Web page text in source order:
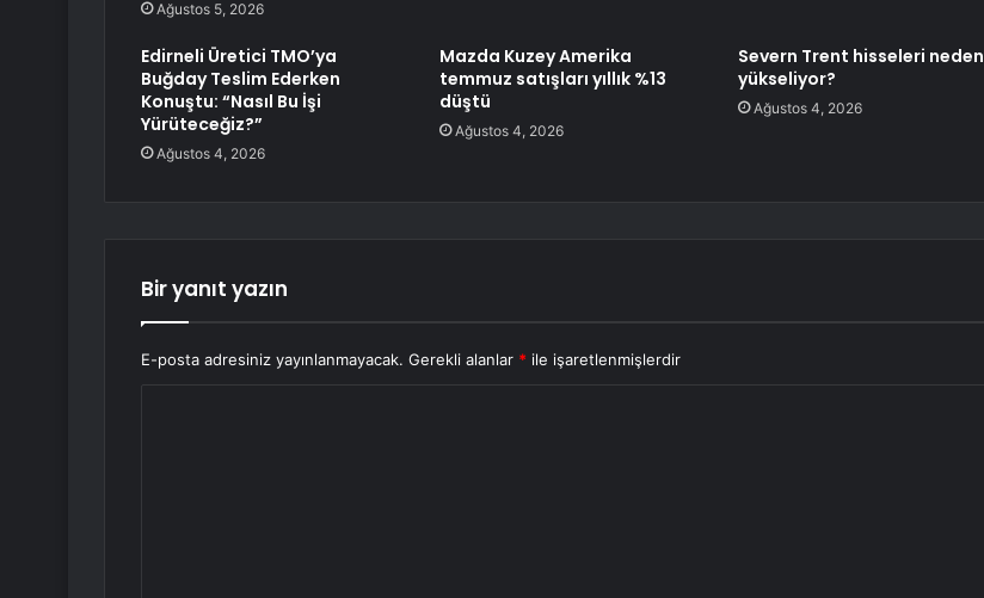
Ağustos 5, 2026
Edirneli Üretici TMO’ya
Buğday Teslim Ederken
Konuştu: “Nasıl Bu İşi
Yürüteceğiz?”
Ağustos 4, 2026
Mazda Kuzey Amerika
temmuz satışları yıllık %13
düştü
Ağustos 4, 2026
Severn Trent hisseleri neden
yükseliyor?
Ağustos 4, 2026
Bir yanıt yazın
E-posta adresiniz yayınlanmayacak. Gerekli alanlar * ile işaretlenmişlerdir